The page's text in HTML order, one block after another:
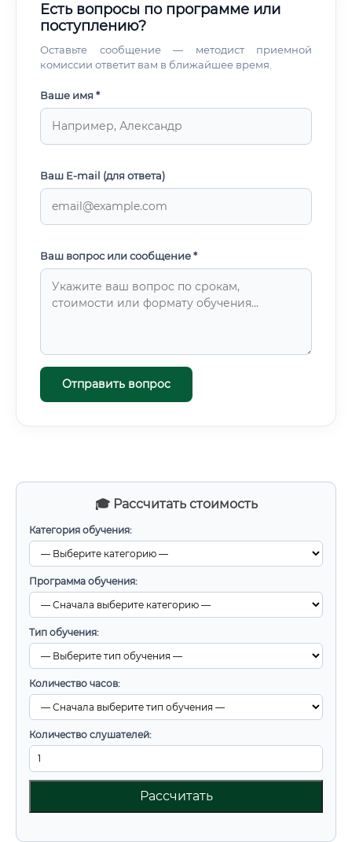
🎓 Рассчитать стоимость
Категория обучения:
Программа обучения:
Тип обучения:
Количество часов:
Количество слушателей:
Рассчитать
Есть вопросы по программе или
поступлению?
Оставьте сообщение — методист приемной
комиссии ответит вам в ближайшее время.
Ваше имя *
Ваш E-mail (для ответа)
Ваш вопрос или сообщение *
Отправить вопрос